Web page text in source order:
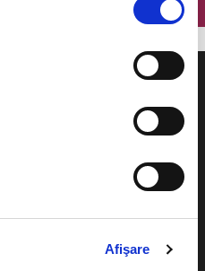
Afişare
Plata online sau cash